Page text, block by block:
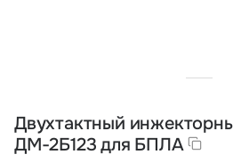
Двухтактный
ДМ-2Б123 для БПЛА